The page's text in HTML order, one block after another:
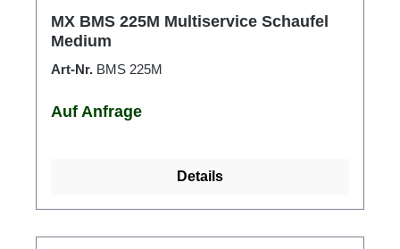
MX BMS 225M Multiservice Schaufel
Medium
Art-Nr. BMS 225M
Auf Anfrage
Details